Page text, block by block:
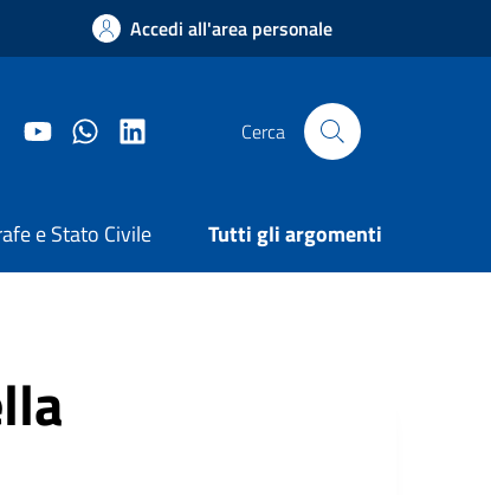
Accedi all'area personale
Facebook Comune di Arezzo
Youtube Comune di Arezzo
Twitter Comune di Arezzo
LinkedIn Comune di Arezzo
Cerca
e Stato Civile Tutti gli argomenti